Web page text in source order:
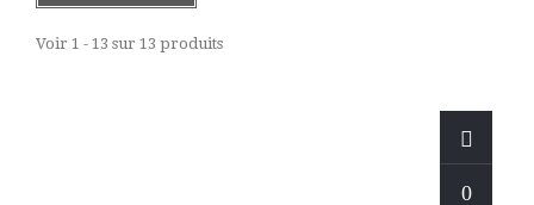
Voir 1 - 13 sur 13 produits